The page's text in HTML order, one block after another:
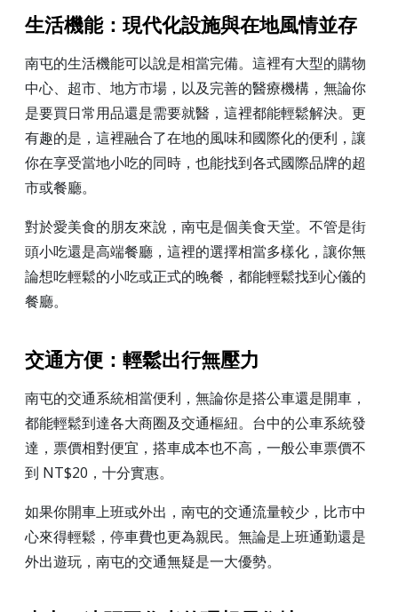
生活機能：現代化設施與在地風情並存
南屯的生活機能可以說是相當完備。這裡有大型的購物
中心、超市、地方市場，以及完善的醫療機構，無論你
是要買日常用品還是需要就醫，這裡都能輕鬆解決。更
有趣的是，這裡融合了在地的風味和國際化的便利，讓
你在享受當地小吃的同時，也能找到各式國際品牌的超
市或餐廳。
對於愛美食的朋友來說，南屯是個美食天堂。不管是街
頭小吃還是高端餐廳，這裡的選擇相當多樣化，讓你無
論想吃輕鬆的小吃或正式的晚餐，都能輕鬆找到心儀的
餐廳。
交通方便：輕鬆出行無壓力
南屯的交通系統相當便利，無論你是搭公車還是開車，
都能輕鬆到達各大商圈及交通樞紐。台中的公車系統發
達，票價相對便宜，搭車成本也不高，一般公車票價不
到 NT$20，十分實惠。
如果你開車上班或外出，南屯的交通流量較少，比市中
心來得輕鬆，停車費也更為親民。無論是上班通勤還是
外出遊玩，南屯的交通無疑是一大優勢。